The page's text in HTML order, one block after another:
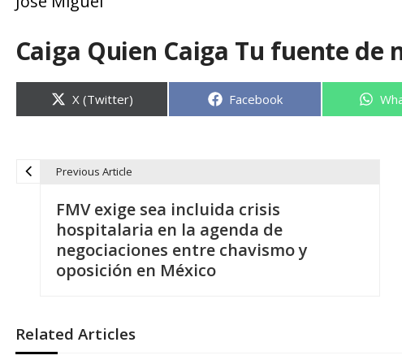
Caiga Quien Caiga Tu fuente de
Compartir
en
X (Twitter) Compartir
Facebook
g
Previous Article
FMV exige sea incluida crisis
hospitalaria en la agenda de
negociaciones entre chavismo y
oposición en México
Related Articles